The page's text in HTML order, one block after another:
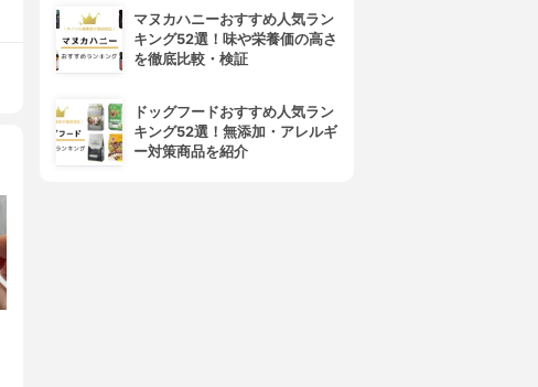
マヌカハニーおすすめ人気ラン
キング52選！味や栄養価の高さ
を徹底比較・検証
ドッグフードおすすめ人気ラン
キング52選！無添加・アレルギ
ー対策商品を紹介